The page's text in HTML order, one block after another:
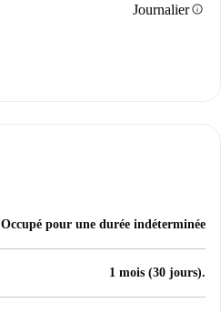
Journalierinfo
Occupé pour une durée indéterminée
1 mois (30 jours).